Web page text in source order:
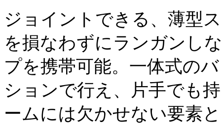
ジョイントできる、薄型
を損なわずにランガンし
プを携帯可能。一体式の
ションで行え、片手でも
ームには欠かせない要素